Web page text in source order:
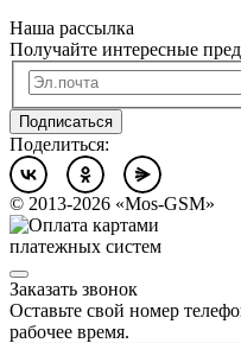
Наша рассылка
Получайте интересные
Подписаться
Поделиться:
© 2013-2026 «Mos-GSM»
Заказать звонок
Оставьте свой номер
рабочее время.